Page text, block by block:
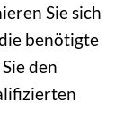
Sie sich
benötigte
den